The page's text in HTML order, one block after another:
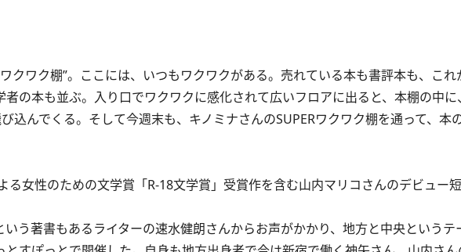
クワク棚”。ここには、いつもワクワクがある。売れている本も書評本も、こ
の本も並ぶ。入り口でワクワクに感化されて広いフロアに出ると、本棚の中
込んでくる。そして今週末も、キノミナさんのSUPERワクワク棚を通って、本
女性のための文学賞「R-18文学賞」受賞作を含む山内マリコさんのデビュー
いう著書もあるライターの速水健朗さんからお声がかかり、地方と中央というテ